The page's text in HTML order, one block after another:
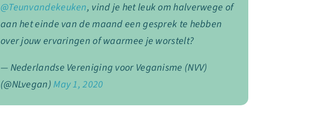
@Teunvandekeuken, vind je het leuk om halverwege of
aan het einde van de maand een gesprek te hebben
over jouw ervaringen of waarmee je worstelt?
— Nederlandse Vereniging voor Veganisme (NVV)
(@NLvegan) May 1, 2020